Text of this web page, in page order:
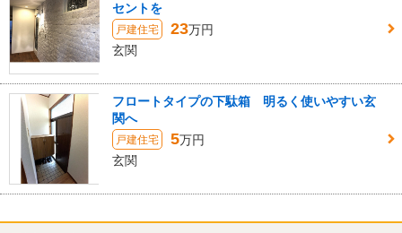
セントを
戸建住宅 23万円
玄関
フロートタイプの下駄箱 明るく使いやすい玄
関へ
戸建住宅 5万円
玄関